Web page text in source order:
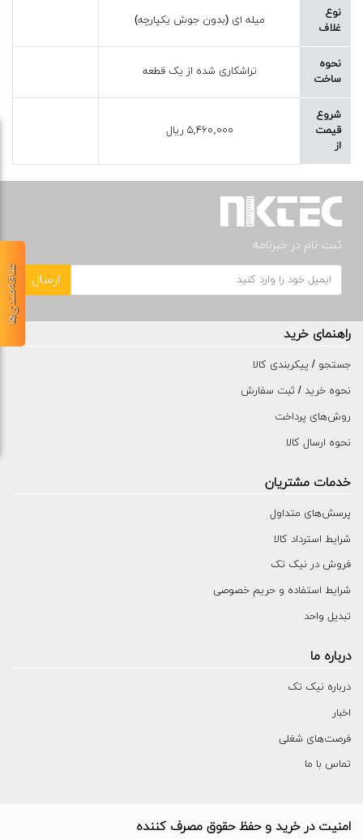
نوع
غلاف
میله ای (بدون جوش یکپارچه)
نحوه
ساخت
تراشکاری شده از یک قطعه
شروع
قیمت
از
۵,۴۶۰,۰۰۰ ریال
ثبت نام در خبرنامه
ارسال
راهنمای خرید
جستجو / پیکربندی کالا
نحوه خرید / ثبت سفارش
روش‌های پرداخت
نحوه ارسال کالا
خدمات مشتریان
پرسش‌های متداول
شرایط استرداد کالا
فروش در نیک تک
شرایط استفاده و حریم خصوصی
تبدیل واحد
درباره ما
درباره نیک تک
اخبار
فرصت‌های شغلی
تماس با ما
امنیت در خرید و حفظ حقوق مصرف کننده
علاقه‌مندی‌ها